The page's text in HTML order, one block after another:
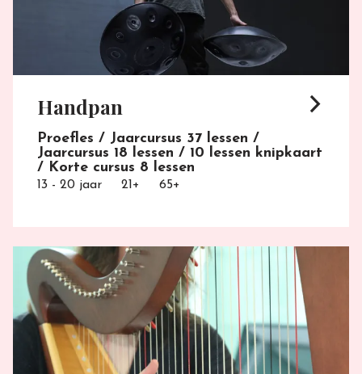
Handpan
Proefles / Jaarcursus 37 lessen /
Jaarcursus 18 lessen / 10 lessen knipkaart
/ Korte cursus 8 lessen
13 - 20 jaar 21+ 65+
arrow_forward_ios